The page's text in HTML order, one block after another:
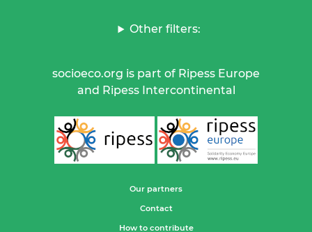
Other filters:
socioeco.org is part of Ripess Europe
and Ripess Intercontinental
Our partners
Contact
How to contribute